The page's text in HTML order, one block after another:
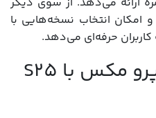
امکان انتخاب نسخه‌هایی با
کاربران حرفه‌ای می‌دهد.
مقایسه آیفون 16 پرو مکس با S25